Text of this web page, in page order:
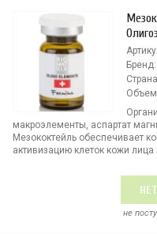
Бренд:
макроэлементы, аспартат
Мезококтейль обеспечивает
активизацию клеток кожи лица
не